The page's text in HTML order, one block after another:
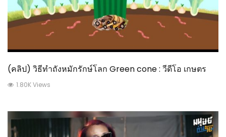
(คลิป) วิธีทำถังหมักรักษ์โลก Green cone : วีดีโอ เกษตร
1.80K Views